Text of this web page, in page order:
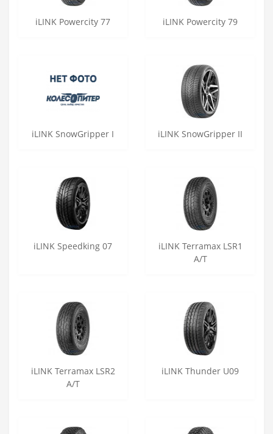
iLINK Powercity 77 iLINK Powercity 79
iLINK SnowGripper I iLINK SnowGripper II
iLINK Speedking 07
iLINK Terramax LSR1
A/T
iLINK Terramax LSR2
A/T
iLINK Thunder U09